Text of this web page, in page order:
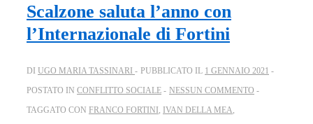
Scalzone saluta l’anno con
l’Internazionale di Fortini
DI UGO MARIA TASSINARI PUBBLICATO IL 1 GENNAIO 2021
POSTATO IN CONFLITTO SOCIALE
NESSUN COMMENTO
TAGGATO CON FRANCO FORTINI , IVAN DELLA MEA,